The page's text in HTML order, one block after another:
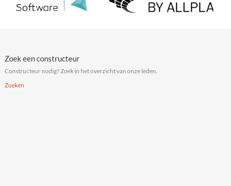
Zoek een constructeur
Constructeur nodig? Zoek in het overzicht van onze leden.
Zoeken